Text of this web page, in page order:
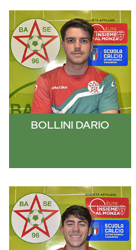
BOLLINI DARIO